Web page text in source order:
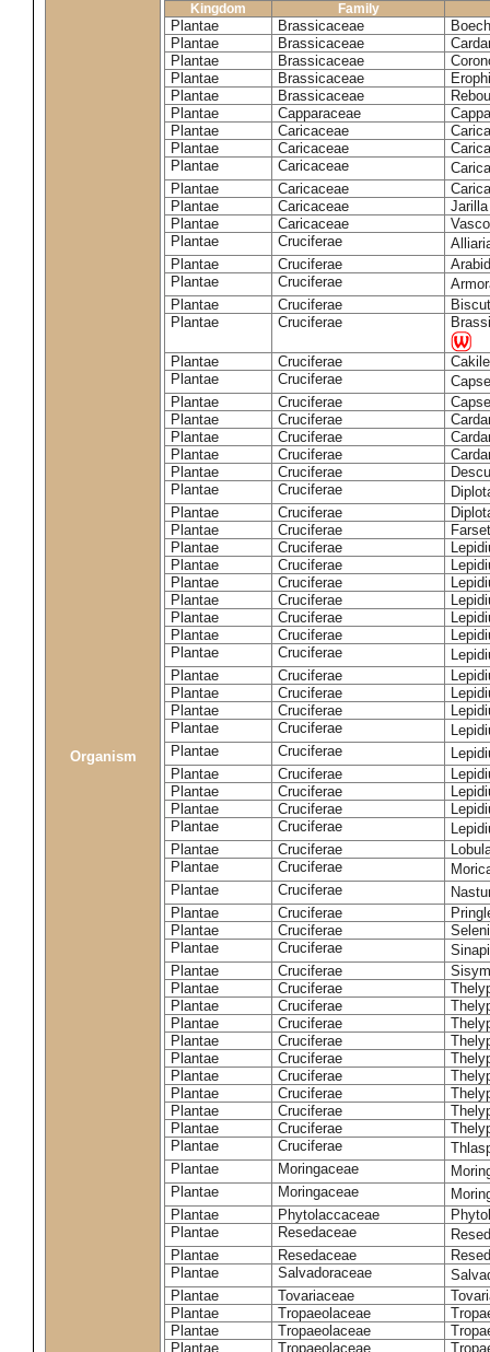
Organism
Kingdom Family
Plantae Brassicaceae
Plantae
Brassicaceae
Plantae
Brassicaceae
Plantae
Brassicaceae
Plantae
Brassicaceae
Plantae
Capparaceae
Plantae
Caricaceae
Plantae
Caricaceae
Plantae
Caricaceae
Plantae
Caricaceae
Plantae
Caricaceae
Plantae
Caricaceae
Plantae
Cruciferae
Plantae
Cruciferae
Plantae
Cruciferae
Plantae
Cruciferae
Plantae
Cruciferae
Plantae Cruciferae
Plantae
Cruciferae
Plantae
Cruciferae
Plantae
Cruciferae
Plantae
Cruciferae
Plantae
Cruciferae
Plantae
Cruciferae
Plantae
Cruciferae
Plantae
Cruciferae
Plantae
Cruciferae
Plantae
Cruciferae
Plantae
Cruciferae
Plantae
Cruciferae
Plantae
Cruciferae
Plantae
Cruciferae
Plantae
Cruciferae
Plantae
Cruciferae
Plantae
Cruciferae
Plantae
Cruciferae
Plantae
Cruciferae
Plantae
Cruciferae
Plantae
Cruciferae
Plantae
Cruciferae
Plantae
Cruciferae
Plantae
Cruciferae
Plantae
Cruciferae
Plantae
Cruciferae
Plantae
Cruciferae
Plantae
Cruciferae
Plantae
Cruciferae
Plantae
Cruciferae
Plantae
Cruciferae
Plantae
Cruciferae
Plantae
Cruciferae
Plantae
Cruciferae
Plantae
Cruciferae
Plantae
Cruciferae
Plantae
Cruciferae
Plantae
Cruciferae
Plantae
Cruciferae
Plantae
Cruciferae
Plantae
Cruciferae
Plantae
Cruciferae
Plantae
Moringaceae
Plantae
Moringaceae
Plantae
Phytolaccaceae
Plantae
Resedaceae
Plantae
Resedaceae
Plantae
Salvadoraceae
Plantae
Tovariaceae
Plantae
Tropaeolaceae
Plantae
Tropaeolaceae
Plantae
Tropaeolaceae